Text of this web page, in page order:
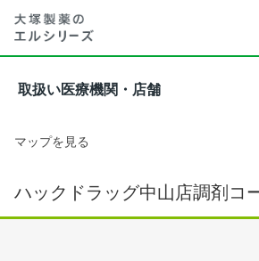
取扱い医療機関・店舗
マップを見る
ハックドラッグ中山店調剤コ